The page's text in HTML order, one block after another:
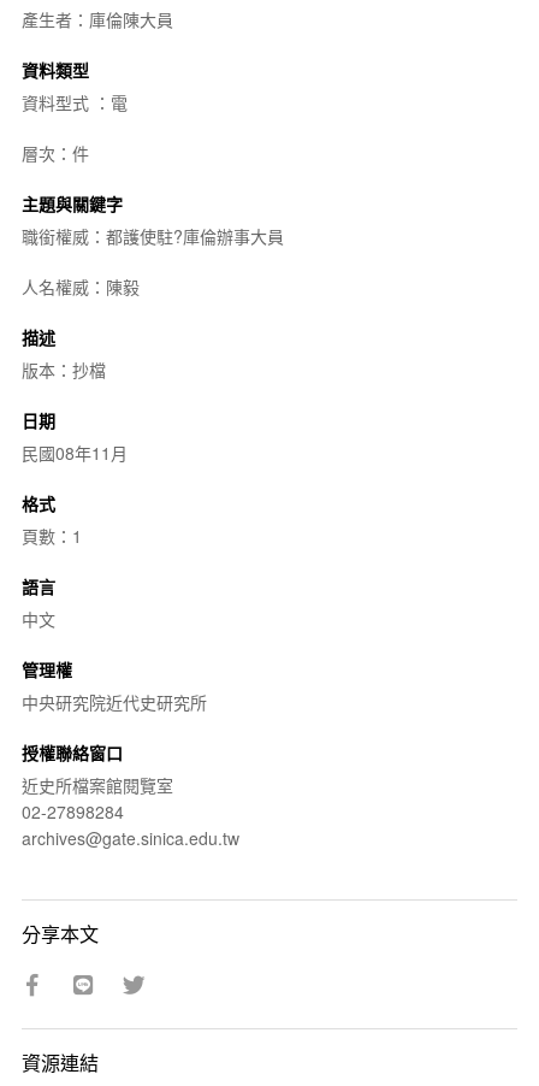
產生者：庫倫陳大員
資料類型
資料型式 ：電
層次：件
主題與關鍵字
職銜權威：都護使駐?庫倫辦事大員
人名權威：陳毅
描述
版本：抄檔
日期
民國08年11月
格式
頁數：1
語言
中文
管理權
中央研究院近代史研究所
授權聯絡窗口
近史所檔案館閱覽室
02-27898284
archives@gate.sinica.edu.tw
分享本文
資源連結